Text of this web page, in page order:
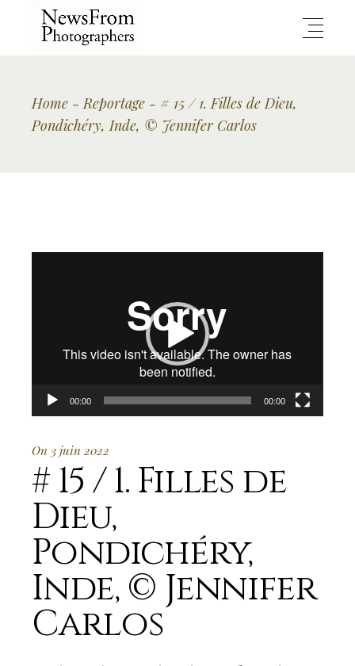
Home Reportage
# 15 / 1. Filles de Dieu,
Pondichéry, Inde, © Jennifer Carlos
00:00 00:00
On 3 juin 2022
# 15 / 1. Filles de
Dieu,
Pondichéry,
Inde, © Jennifer
Carlos